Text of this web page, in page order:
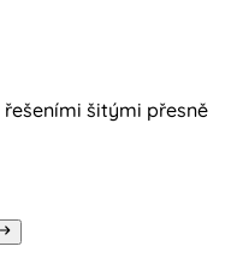
šitými přesně